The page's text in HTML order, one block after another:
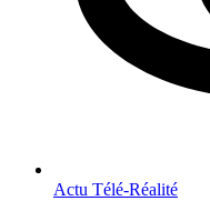
Actu Télé-Réalité